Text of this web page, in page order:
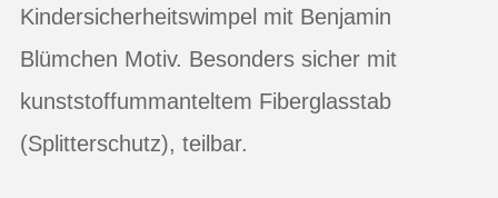
Kindersicherheitswimpel mit Benjamin
Blümchen Motiv. Besonders sicher mit
kunststoffummanteltem Fiberglasstab
(Splitterschutz), teilbar.